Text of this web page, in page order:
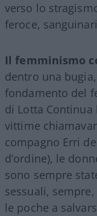
verso lo
feroce,
Il femminismo
dentro una
fondamento del
di Lotta
vittime
compagno Erri
d’ordine), le
sono sempre
sessuali,
le poche a